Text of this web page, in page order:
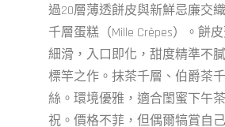
過20層薄透餅皮與新鮮忌廉交
千層蛋糕（Mille Crêpes）。餅
細滑，入口即化，甜度精準不
標竿之作。抹茶千層、伯爵茶
絲。環境優雅，適合閨蜜下午
祝。價格不菲，但偶爾犒賞自